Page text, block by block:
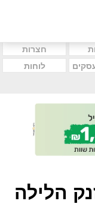
חצרות
לוחות
הלילה